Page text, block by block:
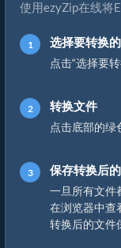
使用ezyZip在线将
选择要转换
点击“选择要
转换文件
点击底部的绿
保存转换后
一旦所有文件
在浏览器中查
转换后的文件